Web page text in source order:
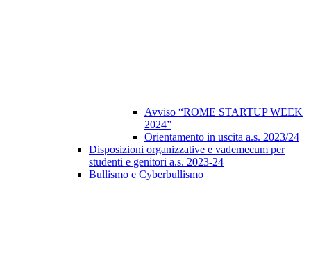
Avviso “ROME STARTUP WEEK
2024”
Orientamento in uscita a.s. 2023/24
Disposizioni organizzative e vademecum per
studenti e genitori a.s. 2023-24
Bullismo e Cyberbullismo